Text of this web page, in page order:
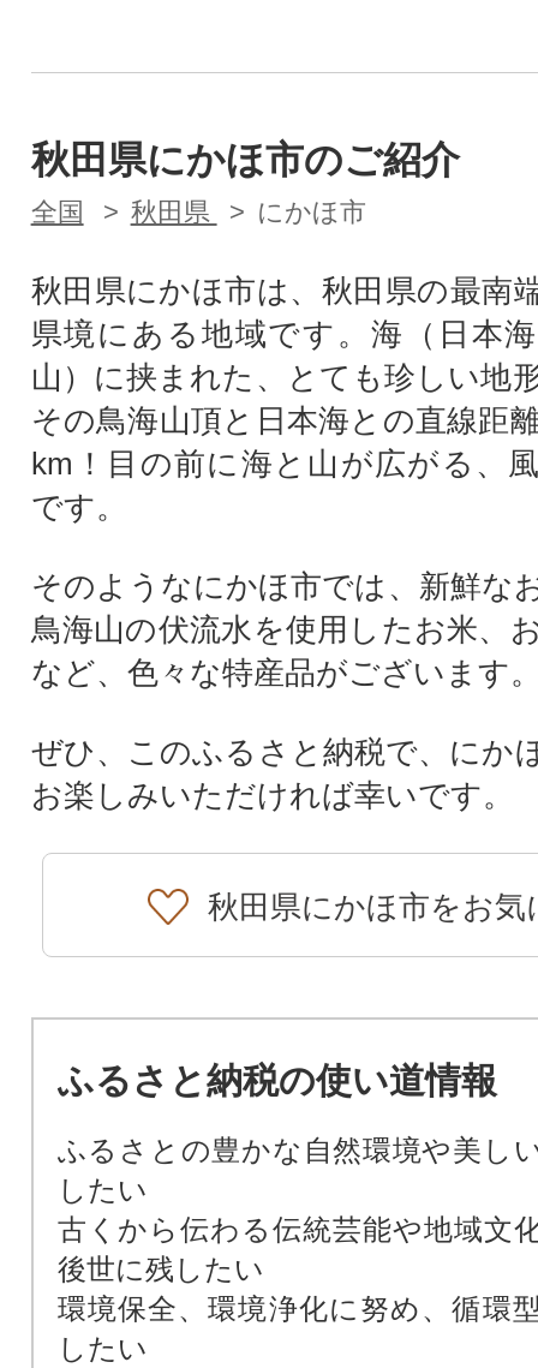
秋田県にかほ市のご紹介
全国 秋田県 にかほ市
秋田県にかほ市は、秋田県の最南
県境にある地域です。海（日本
山）に挟まれた、とても珍しい地
その鳥海山頂と日本海との直線距
km！目の前に海と山が広がる、
です。
そのようなにかほ市では、新鮮な
鳥海山の伏流水を使用したお米、
など、色々な特産品がございます
ぜひ、このふるさと納税で、にか
お楽しみいただければ幸いです。
秋田県にかほ市をお気
ふるさと納税の使い道情報
ふるさとの豊かな自然環境や美し
したい
古くから伝わる伝統芸能や地域文
後世に残したい
環境保全、環境浄化に努め、循環
したい